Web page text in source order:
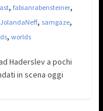
, fabianrabensteiner,
JolandaNeff, samgaze,
, worlds
Haderslev a pochi
in scena oggi